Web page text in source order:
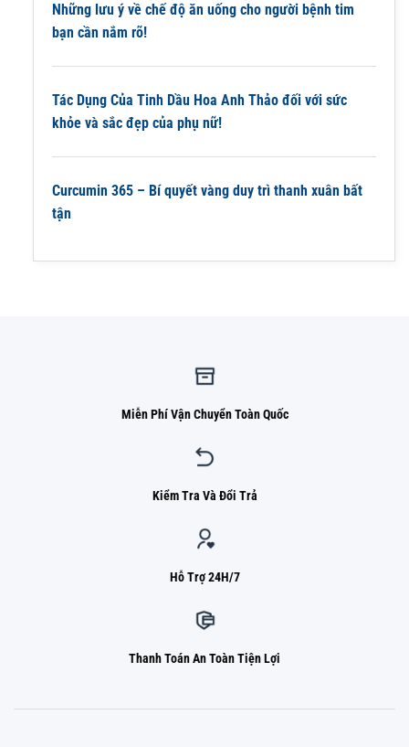
Những lưu ý về chế độ ăn uống cho người bệnh tim
bạn cần nắm rõ!
Tác Dụng Của Tinh Dầu Hoa Anh Thảo đối với sức
khỏe và sắc đẹp của phụ nữ!
Curcumin 365 – Bí quyết vàng duy trì thanh xuân bất
tận
Miễn Phí Vận Chuyển Toàn Quốc
Kiểm Tra Và Đổi Trả
Hỗ Trợ 24H/7
Thanh Toán An Toàn Tiện Lợi